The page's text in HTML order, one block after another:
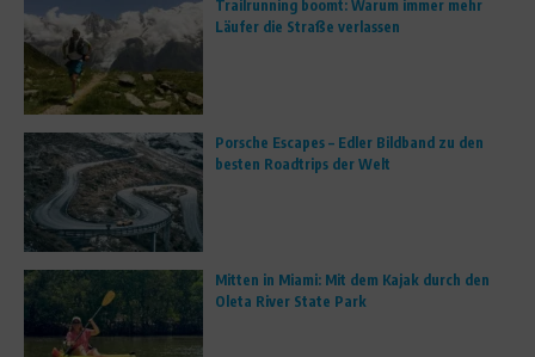
Trailrunning boomt: Warum immer mehr
Läufer die Straße verlassen
Porsche Escapes – Edler Bildband zu den
besten Roadtrips der Welt
Mitten in Miami: Mit dem Kajak durch den
Oleta River State Park